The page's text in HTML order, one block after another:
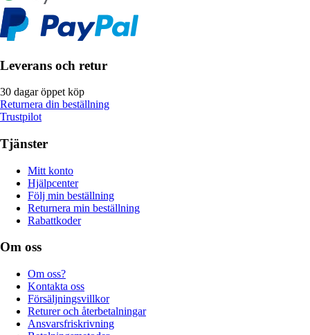
Leverans och retur
30 dagar öppet köp
Returnera din beställning
Trustpilot
Tjänster
Mitt konto
Hjälpcenter
Följ min beställning
Returnera min beställning
Rabattkoder
Om oss
Om oss?
Kontakta oss
Försäljningsvillkor
Returer och återbetalningar
Ansvarsfriskrivning